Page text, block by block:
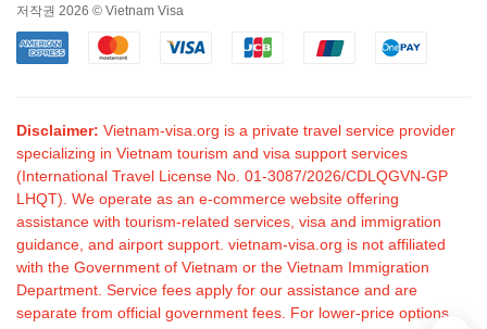
저작권 2026 © Vietnam Visa
Disclaimer: Vietnam-visa.org is a private travel service provider
specializing in Vietnam tourism and visa support services
(International Travel License No. 01-3087/2026/CDLQGVN-GP
LHQT). We operate as an e-commerce website offering
assistance with tourism-related services, visa and immigration
guidance, and airport support. vietnam-visa.org is not affiliated
with the Government of Vietnam or the Vietnam Immigration
Department. Service fees apply for our assistance and are
separate from official government fees. For lower-price options,